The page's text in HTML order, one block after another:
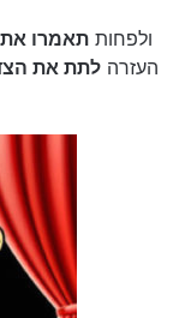
ולפחותתאמרו
העזרהלתת את